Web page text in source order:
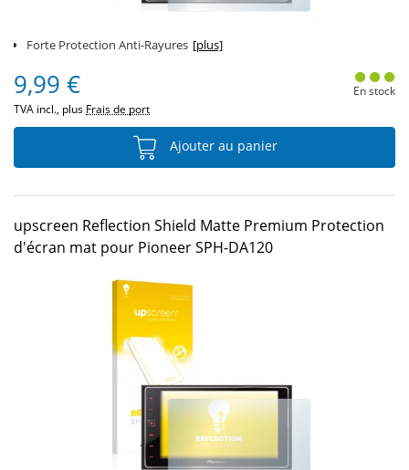
Forte Protection Anti-Rayures [plus]
9,99 €
TVA incl., plus Frais de port
En stock
Ajouter au panier
upscreen Reflection Shield Matte Premium Protection
d'écran mat pour Pioneer SPH-DA120